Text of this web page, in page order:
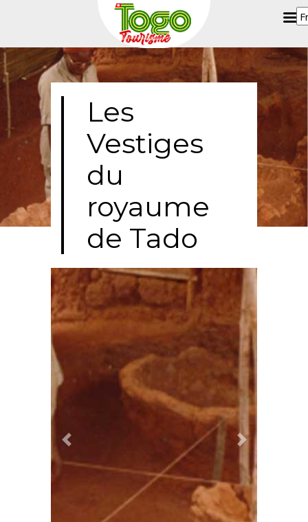
Les
Vestiges
du
royaume
de Tado
Previous Next